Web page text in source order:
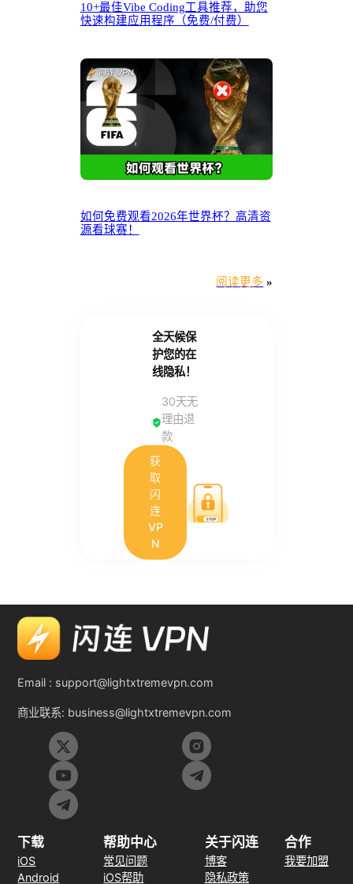
10+最佳Vibe Coding工具推荐，助您
快速构建应用程序（免费/付费）
如何免费观看2026年世界杯？高清资
源看球赛！
阅读更多 »
全天候保
护您的在
线隐私！
30天无
理由退
款
获
取
闪
连
VP
N
Email : support@lightxtremevpn.com
商业联系: business@lightxtremevpn.com
下载
iOS
Android
帮助中心
常见问题
iOS帮助
关于闪连
博客
隐私政策
合作
我要加盟